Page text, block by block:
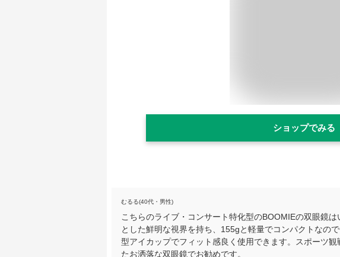
ショップでみる
むるる(40代・男性)
こちらのライブ・コンサート特化型のBOOMIEの双眼鏡
とした鮮明な視界を持ち、155gと軽量でコンパクトなの
型アイカップでフィット感良く使用できます。スポーツ
たお洒落な双眼鏡でお勧めです。